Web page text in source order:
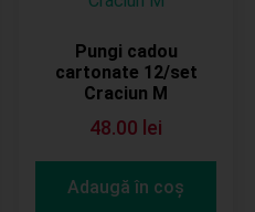
Pungi cadou
cartonate 12/set
Craciun M
48.00 lei
Adaugă în coș